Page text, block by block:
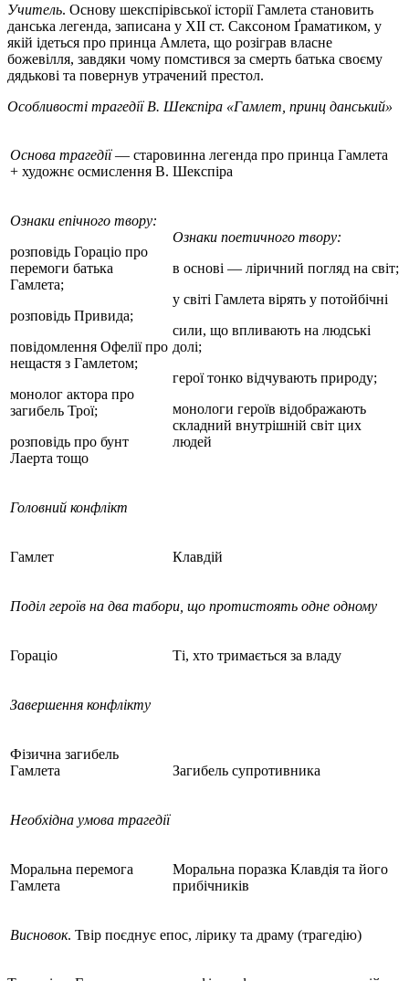
Учитель. Основу шекспірівської історії Гамлета становить
данська легенда, записана у ХІІ ст. Саксоном Ґраматиком, у
якій ідеться про принца Амлета, що розіграв власне
божевілля, завдяки чому помстився за смерть батька своєму
дядькові та повернув утрачений престол.
Особливості трагедії В. Шекспіра «Гамлет, принц данський»
Основа трагедії— старовинна легенда про принца Гамлета
+ художнє осмислення В. Шекспіра
Ознаки епічного твору:
розповідь Гораціо про
перемоги батька
Гамлета;
розповідь Привида;
повідомлення Офелії про
нещастя з Гамлетом;
монолог актора про
загибель Трої;
розповідь про бунт
Лаерта тощо
Ознаки поетичного твору:
в основі — ліричний погляд на світ;
у світі Гамлета вірять у потойбічні
сили, що впливають на людські
долі;
герої тонко відчувають природу;
монологи героїв відображають
складний внутрішній світ цих
людей
Головний конфлікт
Гамлет Клавдій
Поділ героїв на два табори, що протистоять одне одному
Гораціо Ті, хто тримається за владу
Завершення конфлікту
Фізична загибель
Гамлета
Загибель супротивника
Необхідна умова трагедії
Моральна перемога
Гамлета
Моральна поразка Клавдія та його
прибічників
Висновок. Твір поєднує епос, лірику та драму (трагедію)